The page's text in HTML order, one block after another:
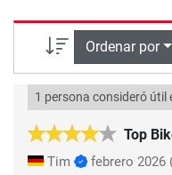
Ordenar por
Top
1 persona consideró útil
Tim febrero 2026